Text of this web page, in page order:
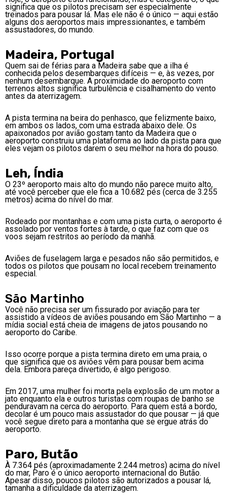
significa que os pilotos precisam ser especialmente
treinados para pousar lá. Mas ele não é o único — aqui estão
alguns dos aeroportos mais impressionantes, e também
assustadores, do mundo.
Madeira, Portugal
Quem sai de férias para a Madeira sabe que a ilha é
conhecida pelos desembarques difíceis — e, às vezes, por
nenhum desembarque. A proximidade do aeroporto com
terrenos altos significa turbulência e cisalhamento do vento
antes da aterrizagem.
A pista termina na beira do penhasco, que felizmente baixo,
em ambos os lados, com uma estrada abaixo dele. Os
apaixonados por avião gostam tanto da Madeira que o
aeroporto construiu uma plataforma ao lado da pista para que
eles vejam os pilotos darem o seu melhor na hora do pouso.
Leh, Índia
O 23º aeroporto mais alto do mundo não parece muito alto,
até você perceber que ele fica a 10.682 pés (cerca de 3.255
metros) acima do nível do mar.
Rodeado por montanhas e com uma pista curta, o aeroporto é
assolado por ventos fortes à tarde, o que faz com que os
voos sejam restritos ao período da manhã.
Aviões de fuselagem larga e pesados ​​não são permitidos, e
todos os pilotos que pousam no local recebem treinamento
especial.
São Martinho
Você não precisa ser um fissurado por aviação para ter
assistido a vídeos de aviões pousando em São Martinho — a
mídia social está cheia de imagens de jatos pousando no
aeroporto do Caribe.
Isso ocorre porque a pista termina direto em uma praia, o
que significa que os aviões vêm para pousar bem acima
dela. Embora pareça divertido, é algo perigoso.
Em 2017, uma mulher foi morta pela explosão de um motor a
jato enquanto ela e outros turistas com roupas de banho se
penduravam na cerca do aeroporto. Para quem está a bordo,
decolar é um pouco mais assustador do que pousar — já que
você segue direto para a montanha que se ergue atrás do
aeroporto.
Paro, Butão
À 7.364 pés (aproximadamente 2.244 metros) acima do nível
do mar, Paro é o único aeroporto internacional do Butão.
Apesar disso, poucos pilotos são autorizados a pousar lá,
tamanha a dificuldade da aterrizagem.